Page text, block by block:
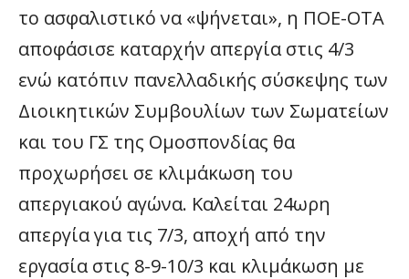
το ασφαλιστικό να «ψήνεται», η ΠΟΕ-ΟΤΑ
αποφάσισε καταρχήν απεργία στις 4/3
ενώ κατόπιν πανελλαδικής σύσκεψης των
Διοικητικών Συμβουλίων των Σωματείων
και του ΓΣ της Ομοσπονδίας θα
προχωρήσει σε κλιμάκωση του
απεργιακού αγώνα. Καλείται 24ωρη
απεργία για τις 7/3, αποχή από την
εργασία στις 8-9-10/3 και κλιμάκωση με